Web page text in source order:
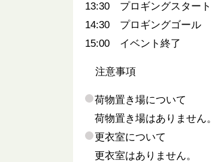
13:30 プロギングスタート
14:30 プロギングゴール
15:00 イベント終了
注意事項
荷物置き場について
荷物置き場はありません。
更衣室について
更衣室はありません。